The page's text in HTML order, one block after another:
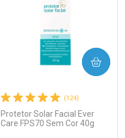
(124)
Protetor Solar Facial Ever
Care FPS70 Sem Cor 40g
COMPRAR